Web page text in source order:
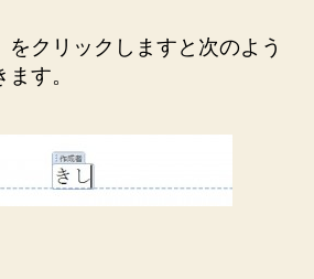
をクリックしますと次のよう
す。